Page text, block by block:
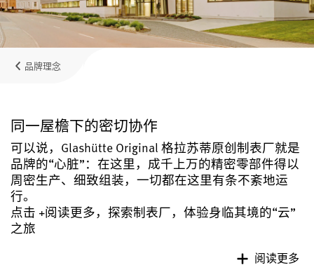
精品店查询
精品店和零售店
我的账户
售后服务
国际质保, 保养, 修复工作室
联系方式
Français
品牌理念
同一屋檐下的密切协作
可以说，Glashütte Original 格拉苏蒂原创制表厂就是
品牌的“心脏”：在这里，成千上万的精密零部件得以
周密生产、细致组装，一切都在这里有条不紊地运
行。
点击 +阅读更多，探索制表厂，体验身临其境的“云”
之旅
阅读更多